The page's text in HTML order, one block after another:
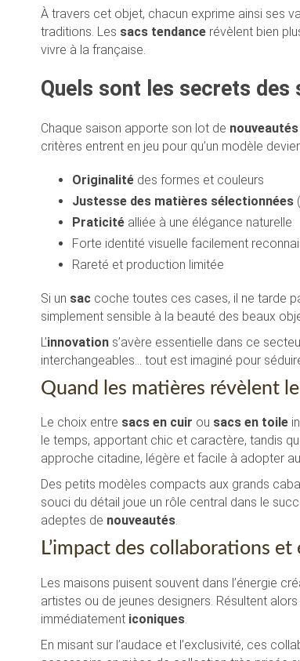
À travers cet objet, chacun exprime ainsi ses
traditions. Les sacs tendance révèlent bien
vivre à la française.
Quels sont les secrets des
Chaque saison apporte son lot de nouveautés
critères entrent en jeu pour qu’un modèle
Originalité des formes et couleurs
Justesse des matières sélectionnées
Praticité alliée à une élégance naturelle
Forte identité visuelle facilement
Rareté et production limitée
Si un sac coche toutes ces cases, il ne tarde
simplement sensible à la beauté des beaux
L’innovation s’avère essentielle dans ce
interchangeables… tout est imaginé pour
Quand les matières révèlent le
Le choix entre sacs en cuir ou sacs en toile
le temps, apportant chic et caractère, tandis
approche citadine, légère et facile à adopter
Des petits modèles compacts aux grands
souci du détail joue un rôle central dans le
adeptes de nouveautés.
L’impact des collaborations
Les maisons puisent souvent dans l’énergie
artistes ou de jeunes designers. Résultent
immédiatement iconiques.
En misant sur l’audace et l’exclusivité, ces